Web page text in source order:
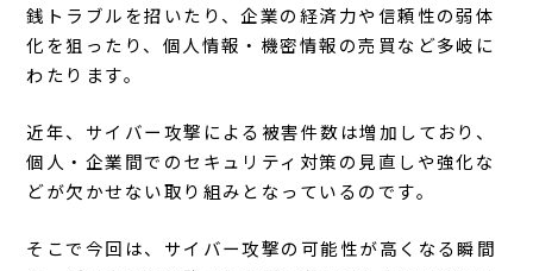
銭トラブルを招いたり、企業の経済力や信頼性の弱体
化を狙ったり、個人情報・機密情報の売買など多岐に
わたります。
近年、サイバー攻撃による被害件数は増加しており、
個人・企業間でのセキュリティ対策の見直しや強化な
どが欠かせない取り組みとなっているのです。
そこで今回は、サイバー攻撃の可能性が高くなる瞬間